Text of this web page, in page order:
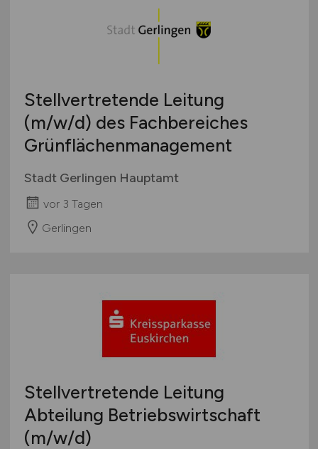
Stellvertretende Leitung
(m/w/d) des Fachbereiches
Grünflächenmanagement
Stadt Gerlingen Hauptamt
vor 3 Tagen
Gerlingen
Stellvertretende Leitung
Abteilung Betriebswirtschaft
(m/w/d)